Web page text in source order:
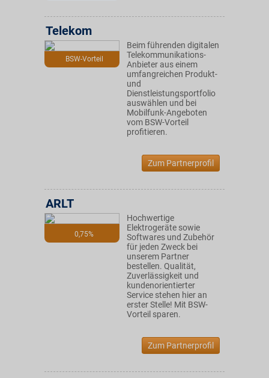
BSW-Vorteil
Telekom
Beim führenden digitalen
Telekommunikations-
Anbieter aus einem
umfangreichen Produkt-
und
Dienstleistungsportfolio
auswählen und bei
Mobilfunk-Angeboten
vom BSW-Vorteil
profitieren.
Zum Partnerprofil
0,75%
ARLT
Hochwertige
Elektrogeräte sowie
Softwares und Zubehör
für jeden Zweck bei
unserem Partner
bestellen. Qualität,
Zuverlässigkeit und
kundenorientierter
Service stehen hier an
erster Stelle! Mit BSW-
Vorteil sparen.
Zum Partnerprofil